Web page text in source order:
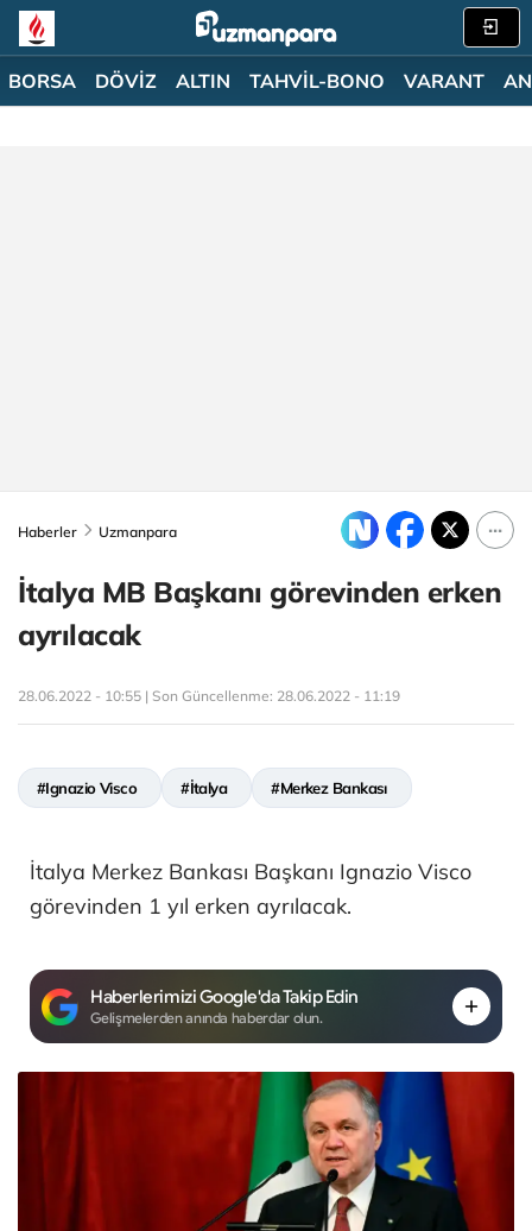
BORSA DÖVİZ ALTIN TAHVİL-BONO VARANT
Haberler Uzmanpara
İtalya MB Başkanı görevinden erken
ayrılacak
28.06.2022 - 10:55 | Son Güncellenme: 28.06.2022 - 11:19
#Ignazio Visco #İtalya #Merkez Bankası
İtalya Merkez Bankası Başkanı Ignazio Visco
görevinden 1 yıl erken ayrılacak.
Haberlerimizi Google'da Takip Edin
Gelişmelerden anında haberdar olun.